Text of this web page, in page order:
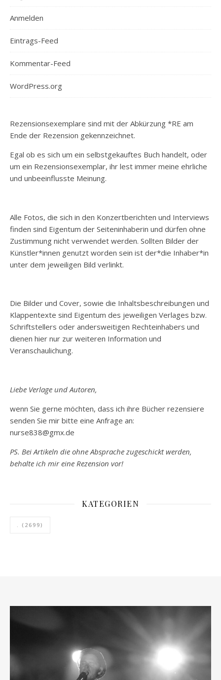
Anmelden
Eintrags-Feed
Kommentar-Feed
WordPress.org
Rezensionsexemplare sind mit der Abkürzung *RE am
Ende der Rezension gekennzeichnet.
Egal ob es sich um ein selbstgekauftes Buch handelt, oder
um ein Rezensionsexemplar, ihr lest immer meine ehrliche
und unbeeinflusste Meinung.
Alle Fotos, die sich in den Konzertberichten und Interviews
finden sind Eigentum der Seiteninhaberin und dürfen ohne
Zustimmung nicht verwendet werden. Sollten Bilder der
Künstler*innen genutzt worden sein ist der*die Inhaber*in
unter dem jeweiligen Bild verlinkt.
Die Bilder und Cover, sowie die Inhaltsbeschreibungen und
Klappentexte sind Eigentum des jeweiligen Verlages bzw.
Schriftstellers oder andersweitigen Rechteinhabers und
dienen hier nur zur weiteren Information und
Veranschaulichung.
Liebe Verlage und Autoren,
wenn Sie gerne möchten, dass ich ihre Bücher rezensiere
senden Sie mir bitte eine Anfrage an:
nurse838@gmx.de
PS. Bei Artikeln die ohne Absprache zugeschickt werden,
behalte ich mir eine Rezension vor!
KATEGORIEN
. (2699)